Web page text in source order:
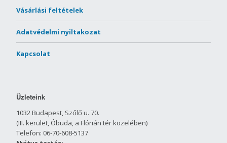
Vásárlási feltételek
Adatvédelmi nyiltakozat
Kapcsolat
Üzleteink
1032 Budapest, Szőlő u. 70.
(III. kerület, Óbuda, a Flórián tér közelében)
Telefon: 06-70-608-5137